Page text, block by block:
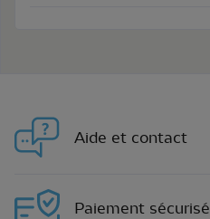
Aide et contact
Paiement sécurisé